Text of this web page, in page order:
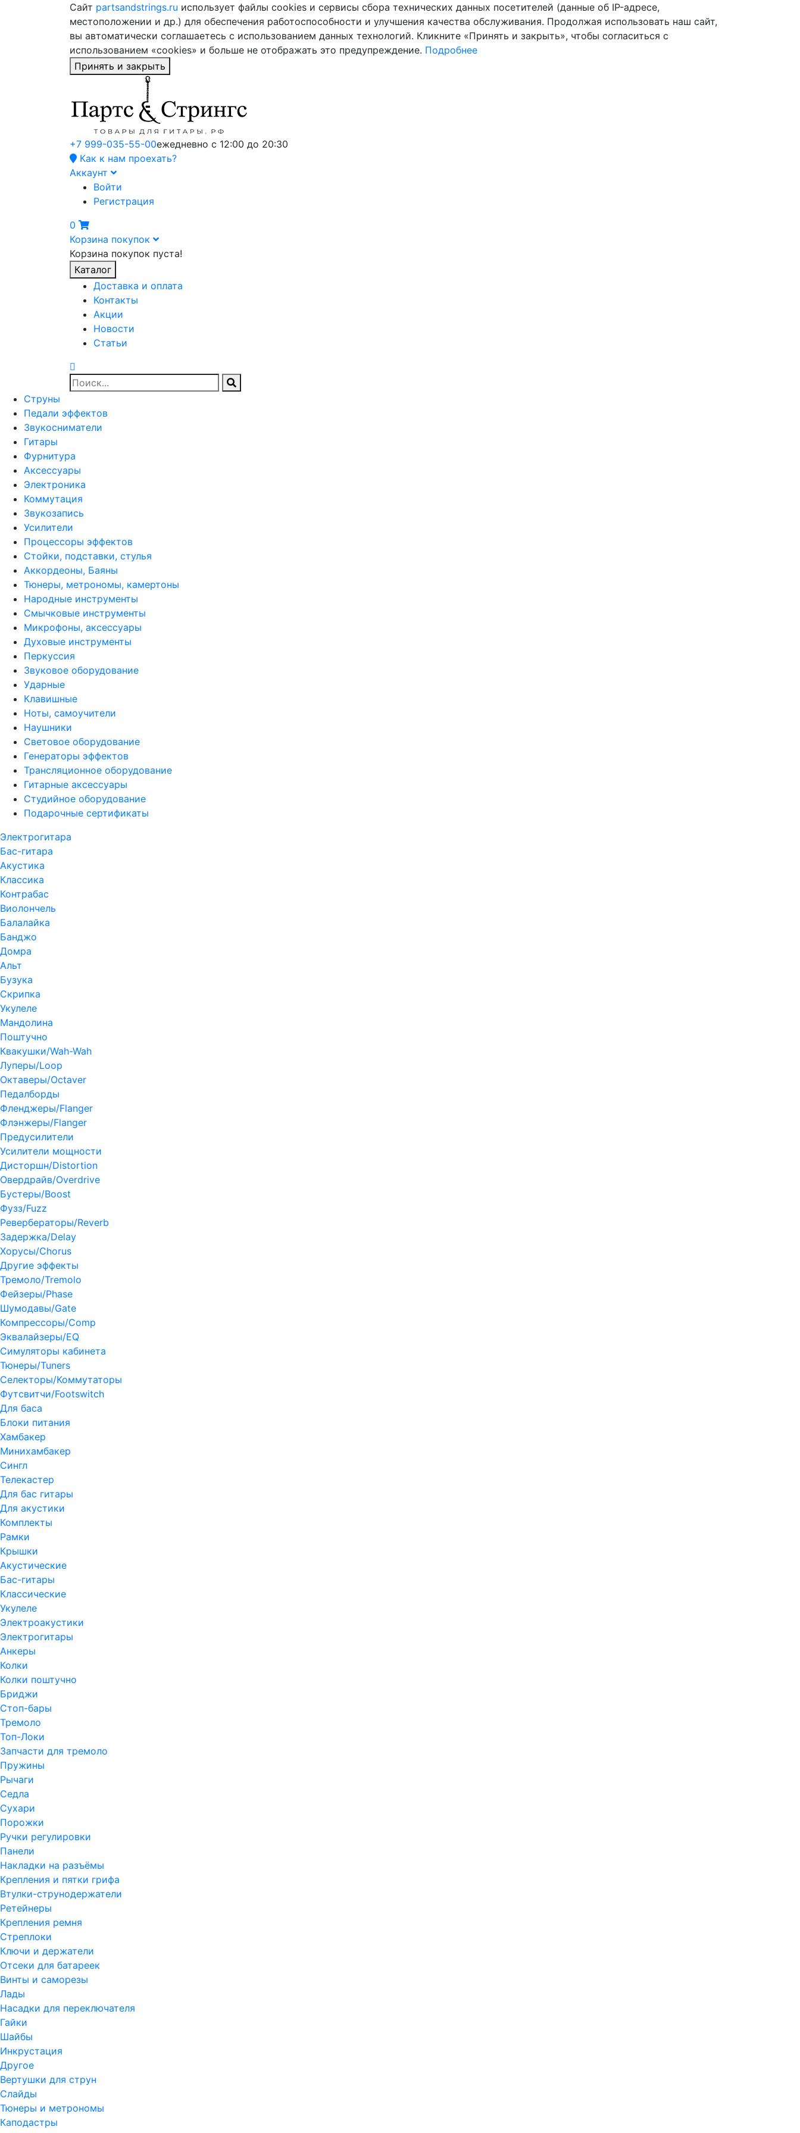
Сайт partsandstrings.ru использует файлы cookies и сервисы сбора технических данных посетителей (данные об IP-адресе,
местоположении и др.) для обеспечения работоспособности и улучшения качества обслуживания. Продолжая использовать наш сайт,
вы автоматически соглашаетесь с использованием данных технологий. Кликните «Принять и закрыть», чтобы согласиться с
использованием «cookies» и больше не отображать это предупреждение. Подробнее
Принять и закрыть
+7 999-035-55-00ежедневно с 12:00 до 20:30
Как к нам проехать?
Аккаунт
Войти
Регистрация
0
Корзина покупок
Корзина покупок пуста!
Каталог
Доставка и оплата
Контакты
Акции
Новости
Статьи
Струны
Педали эффектов
Звукосниматели
Гитары
Фурнитура
Аксессуары
Электроника
Коммутация
Звукозапись
Усилители
Процессоры эффектов
Стойки, подставки, стулья
Аккордеоны, Баяны
Тюнеры, метрономы, камертоны
Народные инструменты
Смычковые инструменты
Микрофоны, аксессуары
Духовые инструменты
Перкуссия
Звуковое оборудование
Ударные
Клавишные
Ноты, самоучители
Наушники
Световое оборудование
Генераторы эффектов
Трансляционное оборудование
Гитарные аксессуары
Студийное оборудование
Подарочные сертификаты
Электрогитара
Бас-гитара
Акустика
Классика
Контрабас
Виолончель
Балалайка
Банджо
Домра
Альт
Бузука
Скрипка
Укулеле
Мандолина
Поштучно
Квакушки/Wah-Wah
Луперы/Loop
Октаверы/Octaver
Педалборды
Фленджеры/Flanger
Флэнжеры/Flanger
Предусилители
Усилители мощности
Дисторшн/Distortion
Овердрайв/Overdrive
Бустеры/Boost
Фузз/Fuzz
Ревербераторы/Reverb
Задержка/Delay
Хорусы/Chorus
Другие эффекты
Тремоло/Tremolo
Фейзеры/Phase
Шумодавы/Gate
Компрессоры/Comp
Эквалайзеры/EQ
Симуляторы кабинета
Тюнеры/Tuners
Селекторы/Коммутаторы
Футсвитчи/Footswitch
Для баса
Блоки питания
Хамбакер
Минихамбакер
Сингл
Телекастер
Для бас гитары
Для акустики
Комплекты
Рамки
Крышки
Акустические
Бас-гитары
Классические
Укулеле
Электроакустики
Электрогитары
Анкеры
Колки
Колки поштучно
Бриджи
Стоп-бары
Тремоло
Топ-Локи
Запчасти для тремоло
Пружины
Рычаги
Седла
Сухари
Порожки
Ручки регулировки
Панели
Накладки на разъёмы
Крепления и пятки грифа
Втулки-струнодержатели
Ретейнеры
Крепления ремня
Стреплоки
Ключи и держатели
Отсеки для батареек
Винты и саморезы
Лады
Насадки для переключателя
Гайки
Шайбы
Инкрустация
Другое
Вертушки для струн
Слайды
Тюнеры и метрономы
Каподастры